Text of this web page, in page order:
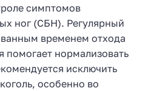
симптомов
ног (СБН). Регулярный
временем отхода
помогает нормализовать
исключить
особенно во